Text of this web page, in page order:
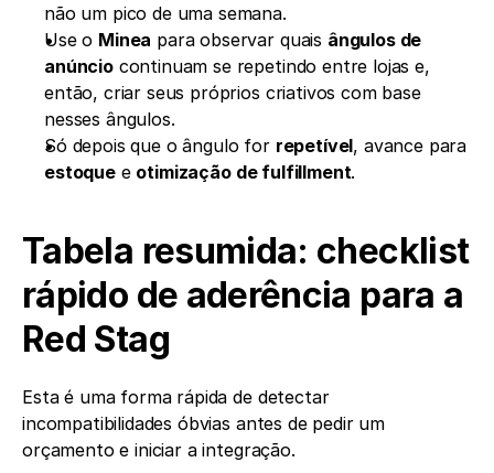
não um pico de uma semana.
Use o Minea para observar quais ângulos de
anúncio continuam se repetindo entre lojas e,
então, criar seus próprios criativos com base
nesses ângulos.
Só depois que o ângulo for repetível
estoque e otimização de fulfillment.
Tabela resumida: checklist
rápido de aderência para a
Red Stag
Esta é uma forma rápida de detectar
incompatibilidades óbvias antes de pedir um
orçamento e iniciar a integração.